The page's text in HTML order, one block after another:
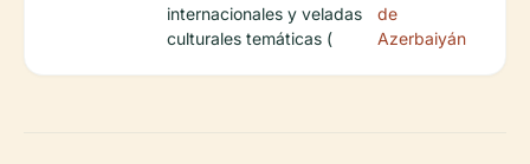
internacionales y veladas
culturales temáticas (
de
Azerbaiyán